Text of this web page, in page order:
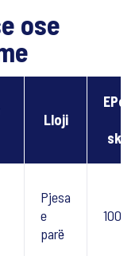
ose
Lloji
Pjesa
e
parë
100